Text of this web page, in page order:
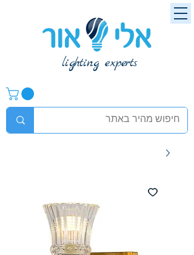
lighting experts